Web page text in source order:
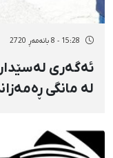
15:28 - 8 بانەمەڕ 2720
ئەگەری
لە مانگی